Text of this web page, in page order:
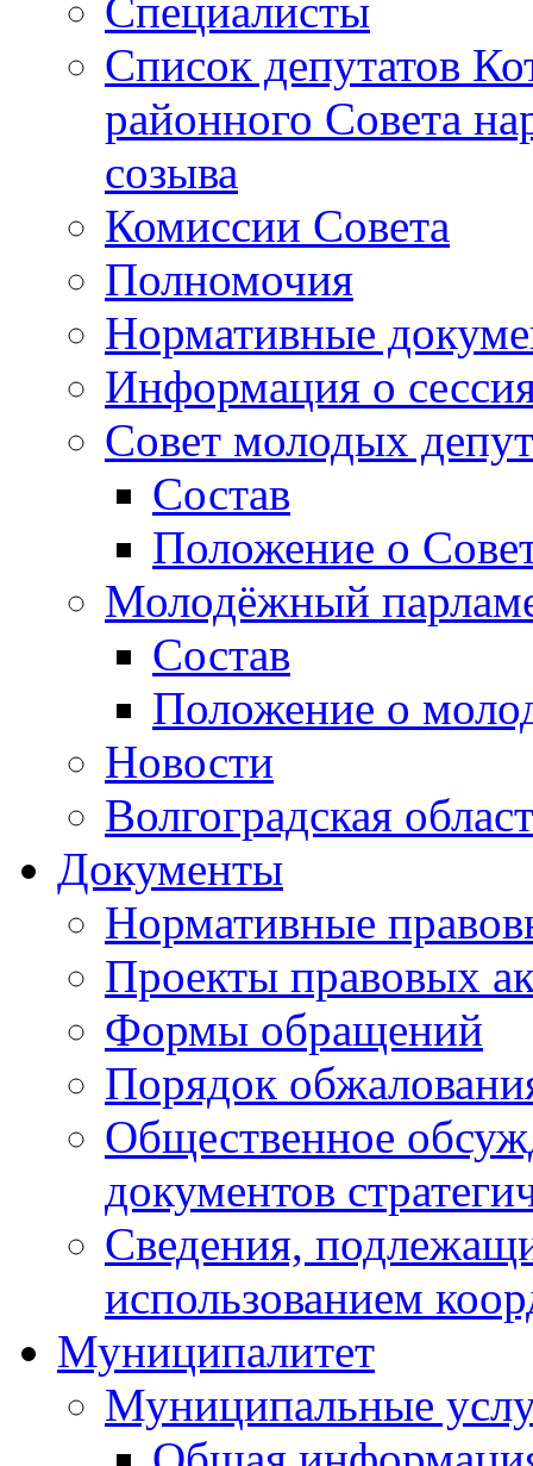
Специалисты
Список депутатов
районного Совета
созыва
Комиссии Совета
Полномочия
Нормативные
Информация о
Совет молодых
Состав
Положение о
Молодёжный
Состав
Положение о
Новости
Волгоградская
Документы
Нормативные
Проекты правовых
Формы обращений
Порядок
Общественное
документов
Сведения,
использованием
Муниципалитет
Муниципальные